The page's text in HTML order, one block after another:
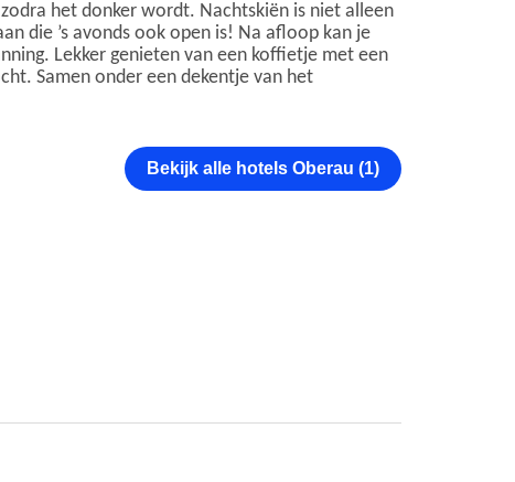
het donker wordt. Nachtskiën is niet alleen
die ’s avonds ook open is! Na afloop kan je
Lekker genieten van een koffietje met een
Samen onder een dekentje van het
Bekijk alle hotels Oberau (1)